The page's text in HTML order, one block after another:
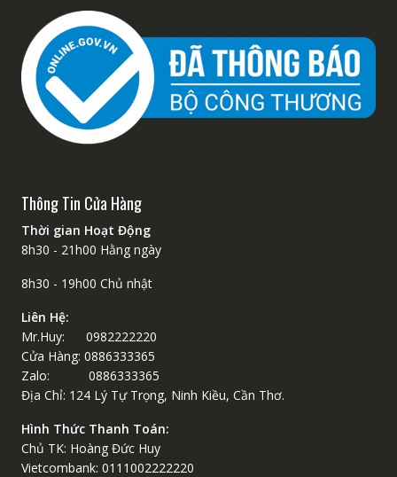
Thông Tin Cửa Hàng
Thời gian Hoạt Động
8h30 - 21h00 Hằng ngày
8h30 - 19h00 Chủ nhật
Liên Hệ:
Mr.Huy: 0982222220
Cửa Hàng: 0886333365
Zalo: 0886333365
Địa Chỉ: 124 Lý Tự Trọng, Ninh Kiều, Cần Thơ.
Hình Thức Thanh Toán:
Chủ TK: Hoàng Đức Huy
Vietcombank: 0111002222220